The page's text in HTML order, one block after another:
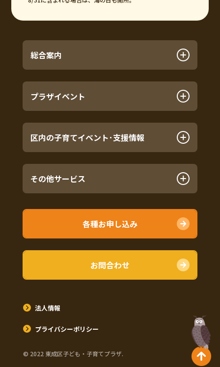
総合案内
プラザイベント
区内の子育てイベント･支援情報
その他サービス
各種お申し込み
お問合わせ
法人情報
プライバシーポリシー
©︎ 2022 東成区子ども・子育てプラザ.